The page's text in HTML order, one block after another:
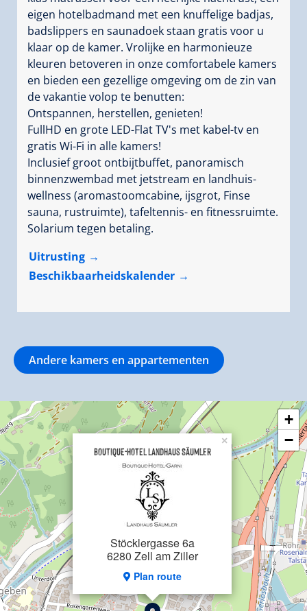
eigen hotelbadmand met een knuffelige badjas,
badslippers en saunadoek staan gratis voor u
klaar op de kamer. Vrolijke en harmonieuze
kleuren betoveren in onze comfortabele kamers
en bieden een gezellige omgeving om de zin van
de vakantie volop te benutten:
Ontspannen, herstellen, genieten!
FullHD en grote LED-Flat TV's met kabel-tv en
gratis Wi-Fi in alle kamers!
Inclusief groot ontbijtbuffet, panoramisch
binnenzwembad met jetstream en landhuis-
wellness (aromastoomcabine, ijsgrot, Finse
sauna, rustruimte), tafeltennis- en fitnessruimte.
Solarium tegen betaling.
Uitrusting
Beschikbaarheidskalender
Andere kamers en appartementen
BOUTIQUE-HOTEL Landhaus Säumler
Stöcklergasse 6a
6280 Zell am Ziller
Plan route
×
+
−